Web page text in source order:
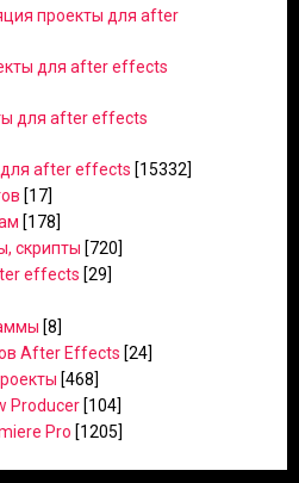
проекты для after
для after effects
для after effects
after effects [15332]
[17]
[178]
скрипты [720]
effects [29]
[8]
After Effects [24]
[468]
Producer [104]
Pro [1205]